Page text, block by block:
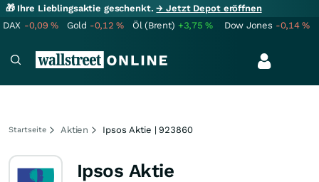
🎁 Ihre Lieblingsaktie geschenkt.→ Jetzt Depot eröffnen
DAX -0,09% Gold -0,12% Öl (Brent) +3,75% Dow Jones -0,14%
Startseite Aktien Ipsos Aktie | 923860
Ipsos Aktie